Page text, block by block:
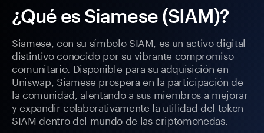
¿Qué es Siamese (SIAM)?
Siamese, con su símbolo SIAM, es un activo digital
distintivo conocido por su vibrante compromiso
comunitario. Disponible para su adquisición en
Uniswap, Siamese prospera en la participación de
la comunidad, alentando a sus miembros a mejorar
y expandir colaborativamente la utilidad del token
SIAM dentro del mundo de las criptomonedas.